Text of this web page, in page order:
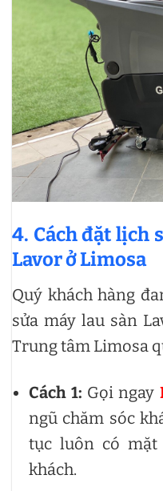
4. Cách đặt lịch
Lavor ở Limosa
Quý khách hàng
sửa máy lau sàn
Trung tâm Limosa
Cách 1: Gọi ngay
ngũ chăm sóc
tục luôn có mặt
khách.